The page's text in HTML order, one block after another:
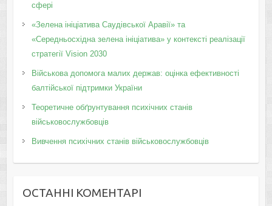
сфері
«Зелена ініціатива Саудівської Аравії» та
«Середньосхідна зелена ініціатива» у контексті реалізації
стратегії Vision 2030
Військова допомога малих держав: оцінка ефективності
балтійської підтримки України
Теоретичне обґрунтування психічних станів
військовослужбовців
Вивчення психічних станів військовослужбовців
ОСТАННІ КОМЕНТАРІ